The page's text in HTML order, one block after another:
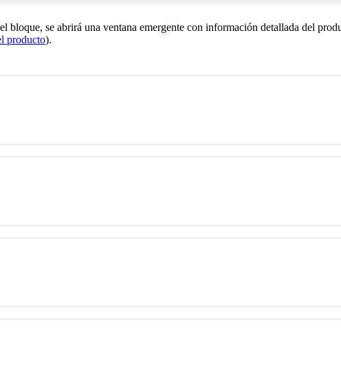
se abrirá una ventana emergente con información detallada del
producto).